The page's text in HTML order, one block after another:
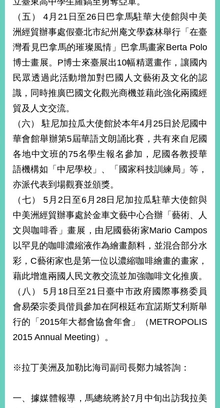
（五） 4月21日至26日巴拿馬駐華大使館與中美
洲經貿辦事處假臺北市紀州庵文學森林舉行「在臺
灣看見巴拿馬的璀璨風情」巴拿馬畫家Berta Polo
博士畫展。P博士來臺展出10幅精選畫作，讓國內
民眾透過此活動增加對巴國人文藝術及文化的認
識，同時推廣巴國文化觀光商機並藉此強化兩國經
貿及人文交流。
（六） 駐尼加拉瓜大使館於本年4月25日於尼國中
華會館舉辦第5屆華語文朗誦比賽，共有來自尼國
各地中文班的75名學生報名參加，尼國各教授華
語機構如「中尼學校」、「國家科技訓練局」等，
亦派代表到場觀賽並頒獎。
（七） 5月2日至6月28日尼加拉瓜駐華大使館與
中美洲經貿辦事處於金車文藝中心合辦「藝術、人
文與咖啡香」畫展，由尼國藝術家Mario Campos
以罕見的咖啡濃縮液作為繪畫顏料，並混合部分水
彩，C藝術家也是第一位以濃縮咖啡繪畫的畫家，
藉此增進兩國人民文教交流並加強咖啡文化推廣。
（八） 5月18日至21日臺中市政府國際事務委員
會易榮宗委員偕員參加在阿根廷布宜諾斯艾利斯舉
行的「2015年大都會協會年會」（METROPOLIS
2015 Annual Meeting）。
※拉丁美洲及加勒比海司副司長鄭力城答詢：
一、據媒體報導，馬總統將於7月中旬出訪我拉美